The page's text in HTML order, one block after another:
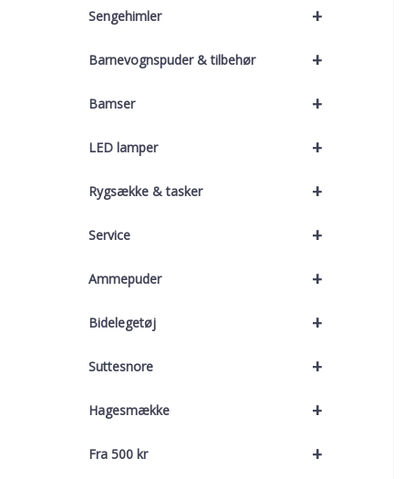
+
Sengehimler
+
Barnevognspuder & tilbehør
+
Bamser
+
LED lamper
+
Rygsække & tasker
+
Service
+
Ammepuder
+
Bidelegetøj
+
Suttesnore
+
Hagesmække
+
Fra 500 kr